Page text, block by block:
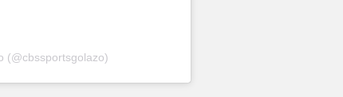
(@cbssportsgolazo)